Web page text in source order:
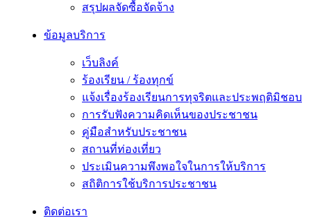
สรุปผลจัดซื้อจัดจ้าง
ข้อมูลบริการ
เว็บลิงค์
ร้องเรียน / ร้องทุกข์
แจ้งเรื่องร้องเรียนการทุจริตและประพฤติมิชอบ
การรับฟังความคิดเห็นของประชาชน
คู่มือสำหรับประชาชน
สถานที่ท่องเที่ยว
ประเมินความพึงพอใจในการให้บริการ
สถิติการใช้บริการประชาชน
ติดต่อเรา